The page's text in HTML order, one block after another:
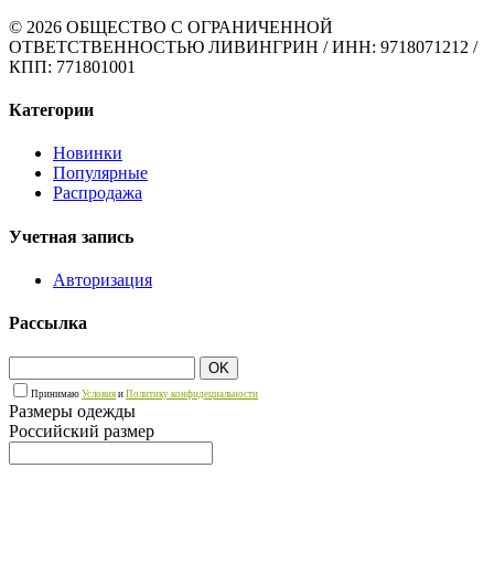
© 2026 ОБЩЕСТВО С ОГРАНИЧЕННОЙ
ОТВЕТСТВЕННОСТЬЮ ЛИВИНГРИН / ИНН: 9718071212 /
КПП: 771801001
Категории
Новинки
Популярные
Распродажа
Учетная запись
Авторизация
Рассылка
OK
Принимаю Условия и Политику конфидециальности
Размеры одежды
Российский размер